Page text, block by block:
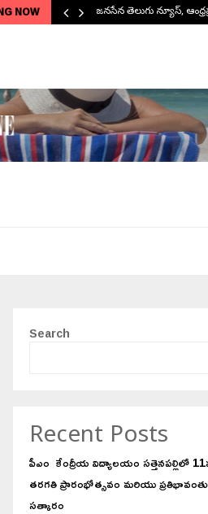
NOW జనసేన తెలుగు న్యూస్,
Search
Recent Posts
పీఎం కేంద్రీయ విద్యాలయం సత్తెనపల్లిలో
తరగతి ప్రారంభోత్సవం మరియు
సత్కారం